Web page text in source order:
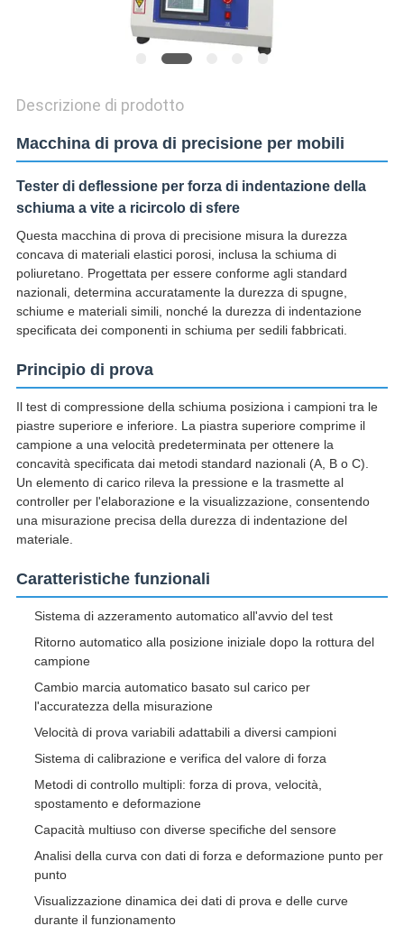
Descrizione di prodotto
Macchina di prova di precisione per mobili
Tester di deflessione per forza di indentazione della
schiuma a vite a ricircolo di sfere
Questa macchina di prova di precisione misura la durezza
concava di materiali elastici porosi, inclusa la schiuma di
poliuretano. Progettata per essere conforme agli standard
nazionali, determina accuratamente la durezza di spugne,
schiume e materiali simili, nonché la durezza di indentazione
specificata dei componenti in schiuma per sedili fabbricati.
Principio di prova
Il test di compressione della schiuma posiziona i campioni tra le
piastre superiore e inferiore. La piastra superiore comprime il
campione a una velocità predeterminata per ottenere la
concavità specificata dai metodi standard nazionali (A, B o C).
Un elemento di carico rileva la pressione e la trasmette al
controller per l'elaborazione e la visualizzazione, consentendo
una misurazione precisa della durezza di indentazione del
materiale.
Caratteristiche funzionali
Sistema di azzeramento automatico all'avvio del test
Ritorno automatico alla posizione iniziale dopo la rottura del
campione
Cambio marcia automatico basato sul carico per
l'accuratezza della misurazione
Velocità di prova variabili adattabili a diversi campioni
Sistema di calibrazione e verifica del valore di forza
Metodi di controllo multipli: forza di prova, velocità,
spostamento e deformazione
Capacità multiuso con diverse specifiche del sensore
Analisi della curva con dati di forza e deformazione punto per
punto
Visualizzazione dinamica dei dati di prova e delle curve
durante il funzionamento